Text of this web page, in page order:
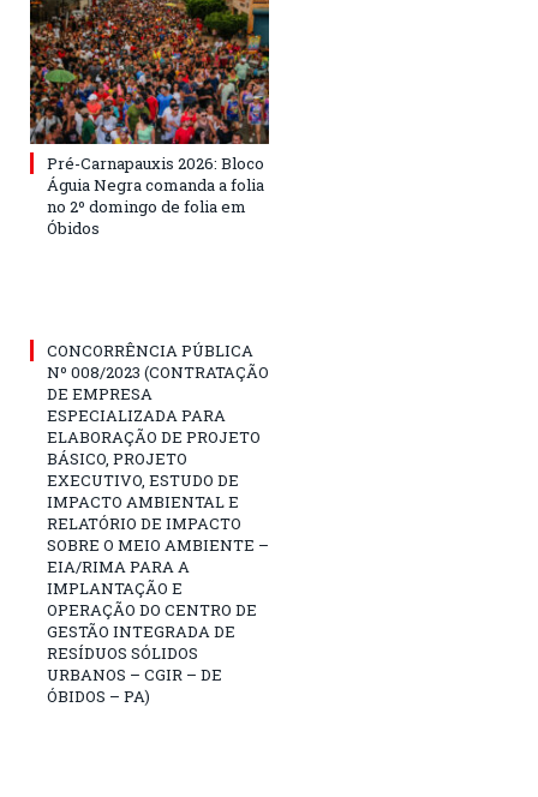
Pré-Carnapauxis 2026: Bloco
Águia Negra comanda a folia
no 2º domingo de folia em
Óbidos
CONCORRÊNCIA PÚBLICA
Nº 008/2023 (CONTRATAÇÃO
DE EMPRESA
ESPECIALIZADA PARA
ELABORAÇÃO DE PROJETO
BÁSICO, PROJETO
EXECUTIVO, ESTUDO DE
IMPACTO AMBIENTAL E
RELATÓRIO DE IMPACTO
SOBRE O MEIO AMBIENTE –
EIA/RIMA PARA A
IMPLANTAÇÃO E
OPERAÇÃO DO CENTRO DE
GESTÃO INTEGRADA DE
RESÍDUOS SÓLIDOS
URBANOS – CGIR – DE
ÓBIDOS – PA)